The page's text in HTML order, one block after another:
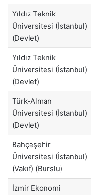
Yıldız Teknik
Üniversitesi (İstanbul)
(Devlet)
Yıldız Teknik
Üniversitesi (İstanbul)
(Devlet)
Türk-Alman
Üniversitesi (İstanbul)
(Devlet)
Bahçeşehir
Üniversitesi (İstanbul)
(Vakıf) (Burslu)
İzmir Ekonomi